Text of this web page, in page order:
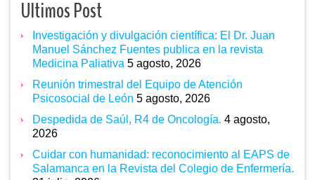
Ultimos Post
Investigación y divulgación científica: El Dr. Juan
Manuel Sánchez Fuentes publica en la revista
Medicina Paliativa 5 agosto, 2026
Reunión trimestral del Equipo de Atención
Psicosocial de León 5 agosto, 2026
Despedida de Saúl, R4 de Oncología. 4 agosto,
2026
Cuidar con humanidad: reconocimiento al EAPS de
Salamanca en la Revista del Colegio de Enfermería.